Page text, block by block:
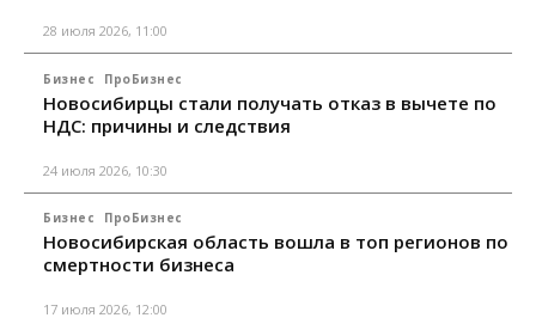
28 июля 2026, 11:00
Бизнес ПроБизнес
Новосибирцы стали получать отказ в вычете по
НДС: причины и следствия
24 июля 2026, 10:30
Бизнес ПроБизнес
Новосибирская область вошла в топ регионов по
смертности бизнеса
17 июля 2026, 12:00